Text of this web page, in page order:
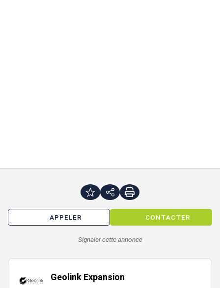
APPELER CONTACTER
Signaler cette annonce
Geolink Expansion